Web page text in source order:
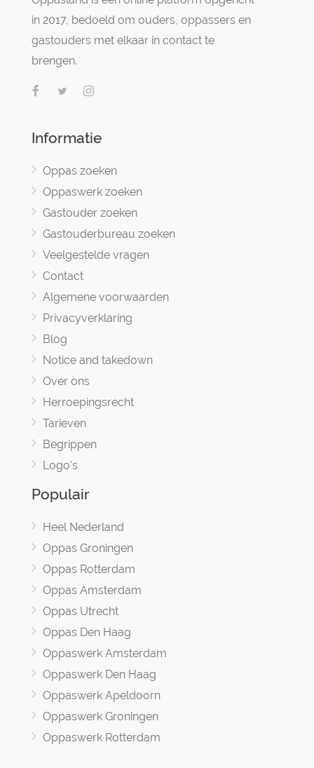
in 2017, bedoeld om ouders, oppassers en
gastouders met elkaar in contact te
brengen.
Informatie
Oppas zoeken
Oppaswerk zoeken
Gastouder zoeken
Gastouderbureau zoeken
Veelgestelde vragen
Contact
Algemene voorwaarden
Privacyverklaring
Blog
Notice and takedown
Over ons
Herroepingsrecht
Tarieven
Begrippen
Logo's
Populair
Heel Nederland
Oppas Groningen
Oppas Rotterdam
Oppas Amsterdam
Oppas Utrecht
Oppas Den Haag
Oppaswerk Amsterdam
Oppaswerk Den Haag
Oppaswerk Apeldoorn
Oppaswerk Groningen
Oppaswerk Rotterdam